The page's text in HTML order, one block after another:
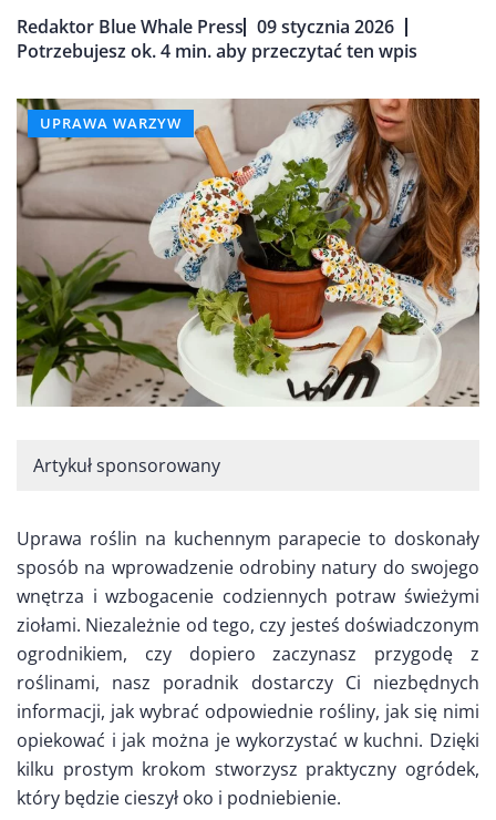
Redaktor Blue Whale Press 09 stycznia 2026
Potrzebujesz ok. 4 min. aby przeczytać ten wpis
UPRAWA WARZYW
Artykuł sponsorowany
Uprawa roślin na kuchennym parapecie to doskonały
sposób na wprowadzenie odrobiny natury do swojego
wnętrza i wzbogacenie codziennych potraw świeżymi
ziołami. Niezależnie od tego, czy jesteś doświadczonym
ogrodnikiem, czy dopiero zaczynasz przygodę z
roślinami, nasz poradnik dostarczy Ci niezbędnych
informacji, jak wybrać odpowiednie rośliny, jak się nimi
opiekować i jak można je wykorzystać w kuchni. Dzięki
kilku prostym krokom stworzysz praktyczny ogródek,
który będzie cieszył oko i podniebienie.